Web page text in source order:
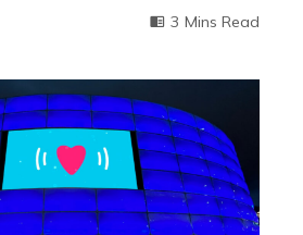
3 Mins Read